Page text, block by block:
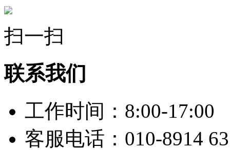
扫一扫
联系我们
工作时间：8:00-17:00
客服电话：010-8914